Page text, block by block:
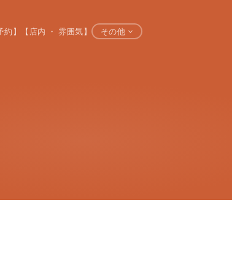
約】 【店内 ・ 雰囲気】 その他